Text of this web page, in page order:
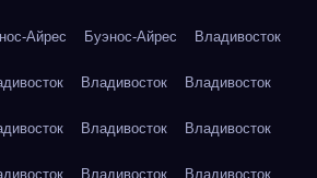
Айрес Буэнос-Айрес Владивосток
Владивосток Владивосток
Владивосток Владивосток
Владивосток Владивосток